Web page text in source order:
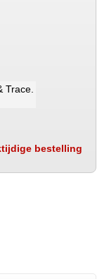
Trace.
bestelling